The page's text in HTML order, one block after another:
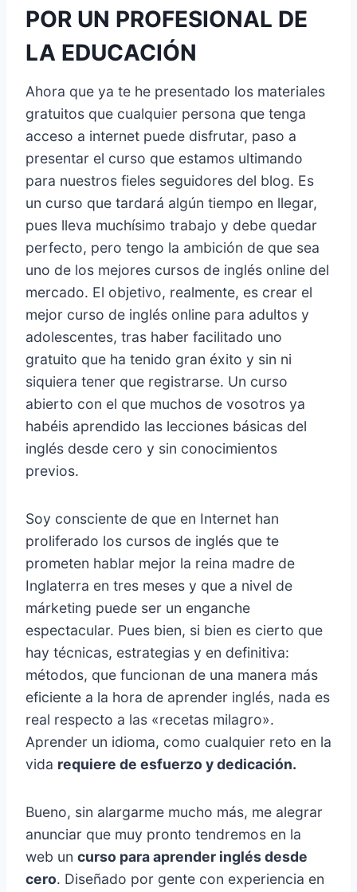
POR UN PROFESIONAL DE
LA EDUCACIÓN
Ahora que ya te he presentado los materiales
gratuitos que cualquier persona que tenga
acceso a internet puede disfrutar, paso a
presentar el curso que estamos ultimando
para nuestros fieles seguidores del blog. Es
un curso que tardará algún tiempo en llegar,
pues lleva muchísimo trabajo y debe quedar
perfecto, pero tengo la ambición de que sea
uno de los mejores cursos de inglés online del
mercado. El objetivo, realmente, es crear el
mejor curso de inglés online para adultos y
adolescentes, tras haber facilitado uno
gratuito que ha tenido gran éxito y sin ni
siquiera tener que registrarse. Un curso
abierto con el que muchos de vosotros ya
habéis aprendido las lecciones básicas del
inglés desde cero y sin conocimientos
previos.
Soy consciente de que en Internet han
proliferado los cursos de inglés que te
prometen hablar mejor la reina madre de
Inglaterra en tres meses y que a nivel de
márketing puede ser un enganche
espectacular. Pues bien, si bien es cierto que
hay técnicas, estrategias y en definitiva:
métodos, que funcionan de una manera más
eficiente a la hora de aprender inglés, nada es
real respecto a las «recetas milagro».
Aprender un idioma, como cualquier reto en la
vida requiere de esfuerzo y dedicación.
Bueno, sin alargarme mucho más, me alegrar
anunciar que muy pronto tendremos en la
web un curso para aprender inglés desde
cero. Diseñado por gente con experiencia en